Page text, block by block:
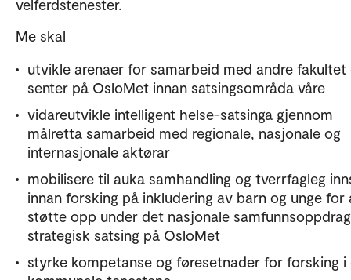
velferdstenester.
Me skal
utvikle arenaer for samarbeid med andre fakultet
senter på OsloMet innan satsingsområda våre
vidareutvikle intelligent helse-satsinga gjennom
målretta samarbeid med regionale, nasjonale og
internasjonale aktørar
mobilisere til auka samhandling og tverrfagleg
innan forsking på inkludering av barn og unge for
støtte opp under det nasjonale
strategisk satsing på OsloMet
styrke kompetanse og føresetnader for forsking i